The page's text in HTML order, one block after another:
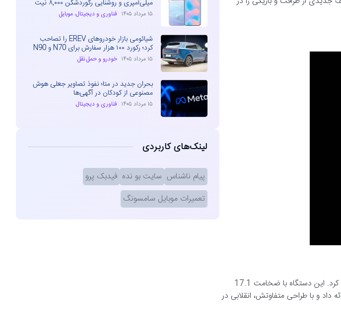
در سال 2019، سامسونگ با معرفی گلکسی فولد، اولین گوشی هوشمند تاشوی خود را به جهان عرضه کرد. این دستگاه با ضخامت 17.1
ارائه داد و با طراحی متفاوتش، انقلابی در
میلی‌آمپری و روشنایی رکوردشکن ۸,۰۰۰ نیت
۱۵ مرداد ۱۴۰۵ فناوری و دیجیتال،موبایل
شیائومی بازار خودروهای EREV را تصاحب
کرد؛ رکورد ۱۰۰ هزار سفارش برای N70 و N90
۱۵ مرداد ۱۴۰۵ خودرو و حمل نقل
بحران جدید در متا؛ نفوذ تصاویر جعلی هوش
مصنوعی از کودکان در آگهی‌ها
۱۵ مرداد ۱۴۰۵ فناوری و دیجیتال
لینک‌های کاربردی
پیام ناشناس سایت بو نده فیدبک پرو
تعمیرات موبایل سامسونگ